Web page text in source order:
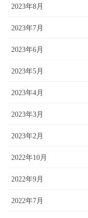
2023年8月
2023年7月
2023年6月
2023年5月
2023年4月
2023年3月
2023年2月
2022年10月
2022年9月
2022年7月